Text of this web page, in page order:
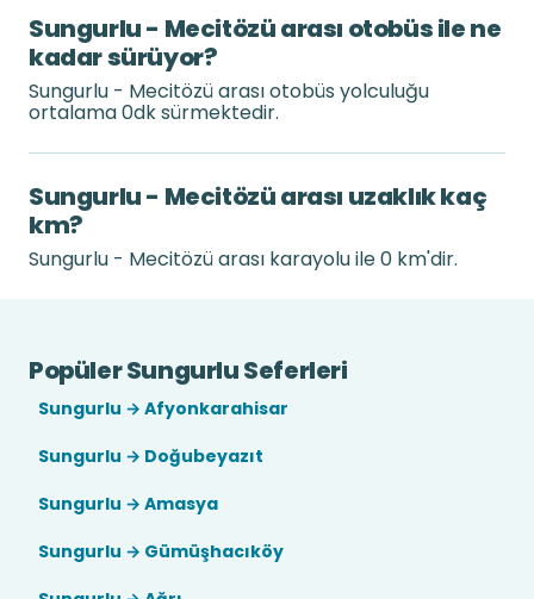
Sungurlu - Mecitözü arası otobüs ile ne
kadar sürüyor?
Sungurlu - Mecitözü arası otobüs yolculuğu
ortalama 0dk sürmektedir.
Sungurlu - Mecitözü arası uzaklık kaç
km?
Sungurlu - Mecitözü arası karayolu ile 0 km'dir.
Popüler Sungurlu Seferleri
Sungurlu → Afyonkarahisar
Sungurlu → Doğubeyazıt
Sungurlu → Amasya
Sungurlu → Gümüşhacıköy